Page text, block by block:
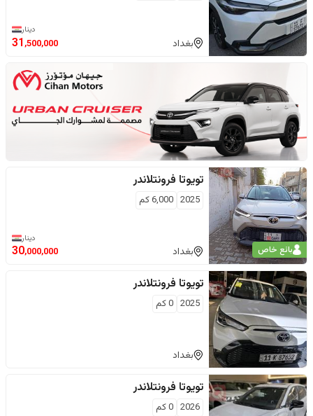
بغداد
دينار
31,500,000
بائع خاص
تويوتا فرونتلاندر
2025
6,000كم
بغداد
دينار
30,000,000
تويوتا فرونتلاندر
2025
0كم
بغداد
تويوتا فرونتلاندر
2026
0كم